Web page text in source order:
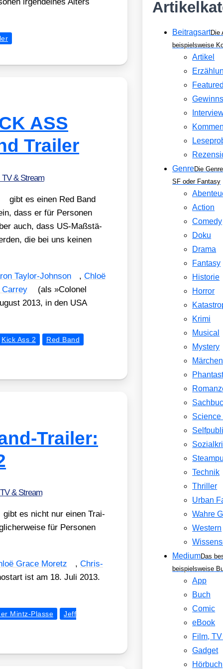
ASS
Trailer
TV & Stream
gibt es einen Red Band
dass er für Per­so­nen
auch, dass US-Maß­stä­
die bei uns kei­nen
Tay­lor-John­son , Chloë
(als »Colo­nel
2013, in den USA
Kick Ass 2 Red Band
Trailer:
& Stream
gibt es nicht nur einen Trai­
für Per­so­nen
Grace Moretz , Chris­
ist am 18. Juli 2013.
Mintz-Plasse Jeff
BeitragsartDie
beispielsweise
Artikel
GenreDie
SF oder Fantasy
Action
Comedy
Doku
Drama
Fantasy
Historie
Horror
Krimi
Musical
Mystery
Märchen
Science
Technik
Thriller
Urban
Wahre
Western
MediumDas
beispielsweise
App
Buch
Comic
eBook
Film,
Gadget
Hörbuch